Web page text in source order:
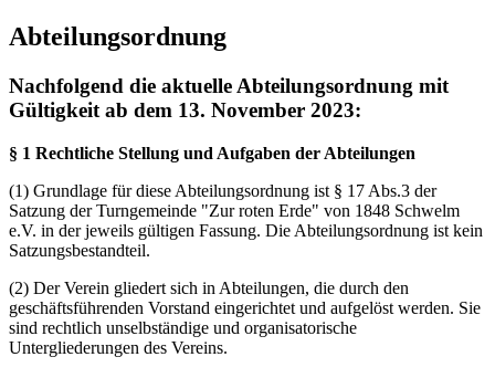
Abteilungsordnung
Nachfolgend die aktuelle Abteilungsordnung mit
Gültigkeit ab dem 13. November 2023:
§ 1 Rechtliche Stellung und Aufgaben der Abteilungen
(1) Grundlage für diese Abteilungsordnung ist § 17 Abs.3 der
Satzung der Turngemeinde "Zur roten Erde" von 1848 Schwelm
e.V. in der jeweils gültigen Fassung. Die Abteilungsordnung ist kein
Satzungsbestandteil.
(2) Der Verein gliedert sich in Abteilungen, die durch den
geschäftsführenden Vorstand eingerichtet und aufgelöst werden. Sie
sind rechtlich unselbständige und organisatorische
Untergliederungen des Vereins.